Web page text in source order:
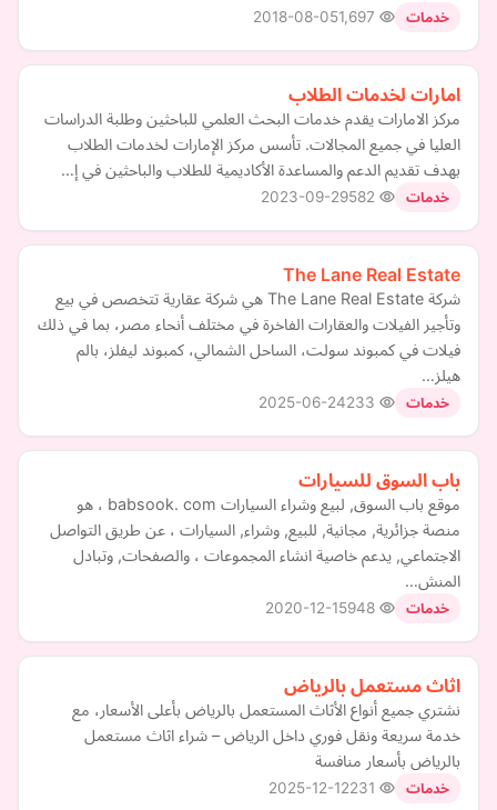
خدمات 2018-08-05
امارات لخدمات الطلاب
مركز الامارات يقدم خدمات البحث العلمي للباحثين وطلبة الدراسات
العليا في جميع المجالات. تأسس مركز الإمارات لخدمات الطلاب
بهدف تقديم الدعم والمساعدة الأكاديمية للطلاب والباحثين في إ…
خدمات 2023-09-29
The Lane Real Estate
شركة The Lane Real Estate هي شركة عقارية تتخصص في بيع
وتأجير الفيلات والعقارات الفاخرة في مختلف أنحاء مصر، بما في ذلك
فيلات في كمبوند سولت، الساحل الشمالي، كمبوند ليفلز، بالم
هيلز…
خدمات 2025-06-24
باب السوق للسيارات
موقع باب السوق, لبيع وشراء السيارات babsook. com ، هو
منصة جزائرية, مجانية, للبيع, وشراء, السيارات ، عن طريق التواصل
الاجتماعي, يدعم خاصية انشاء المجموعات ، والصفحات, وتبادل
المنش…
خدمات 2020-12-15
اثاث مستعمل بالرياض
نشتري جميع أنواع الأثاث المستعمل بالرياض بأعلى الأسعار، مع
خدمة سريعة ونقل فوري داخل الرياض – شراء اثاث مستعمل
بالرياض بأسعار منافسة
خدمات 2025-12-12